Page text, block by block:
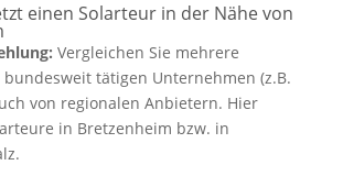
einen Solarteur in der Nähe von
Vergleichen Sie mehrere
bundesweit tätigen Unternehmen (z.B.
von regionalen Anbietern. Hier
in Bretzenheim bzw. in